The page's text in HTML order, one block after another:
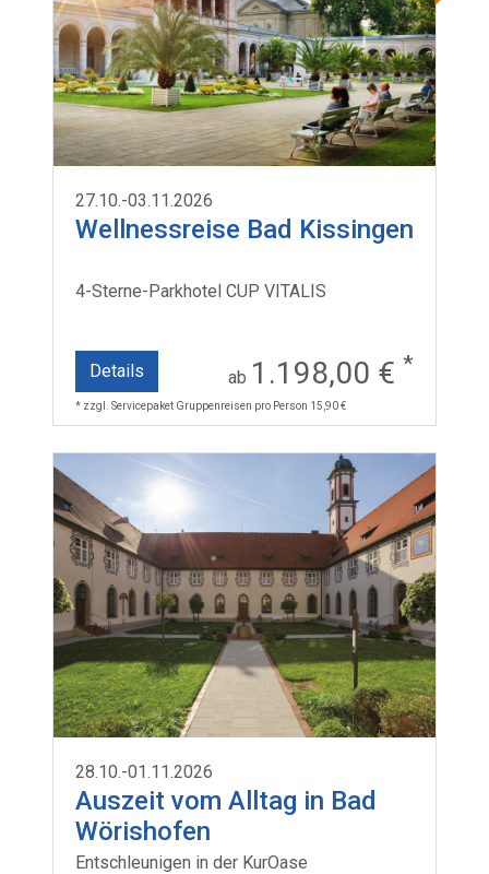
27.10.-03.11.2026
Wellnessreise Bad Kissingen
4-Sterne-Parkhotel CUP VITALIS
Details ab 1.198,00 € *
* zzgl. Servicepaket Gruppenreisen pro Person 15,90 €
28.10.-01.11.2026
Auszeit vom Alltag in Bad
Wörishofen
Entschleunigen in der KurOase